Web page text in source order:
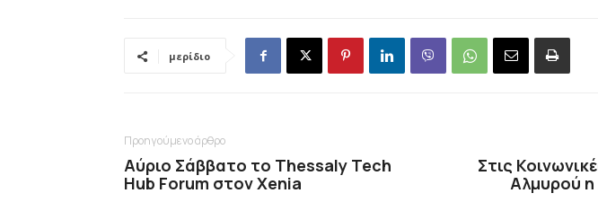
μερίδιο
Προηγούμενο άρθρο
Αύριο Σάββατο το Thessaly Tech
Hub Forum στον Xenia
Στις
Αλμυρού